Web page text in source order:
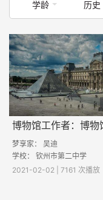
学龄 历史
梦享家： 吴迪
学校： 钦州市第二中学
2021-02-02 | 7161 次播放